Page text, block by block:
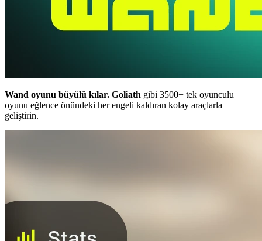
Wand oyunu büyülü kılar. Goliath gibi 3500+ tek oyunculu
oyunu eğlence önündeki her engeli kaldıran kolay araçlarla
geliştirin.